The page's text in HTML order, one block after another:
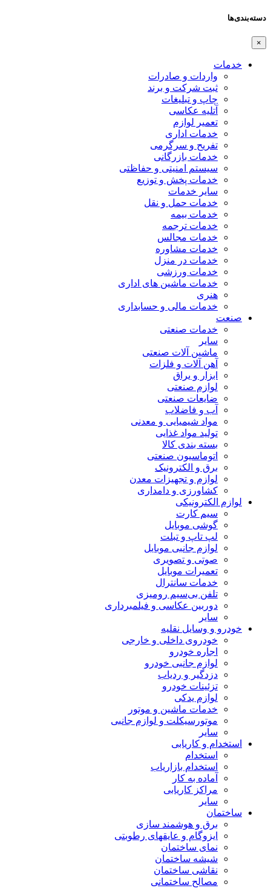
دسته‌بندی‌ها
×
خدمات
واردات و صادرات
ثبت شرکت و برند
چاپ و تبلیغات
آتلیه عکاسی
تعمیر لوازم
خدمات اداری
تفریح و سرگرمی
خدمات بازرگانی
سیستم امنیتی و حفاظتی
خدمات پخش و توزیع
سایر خدمات
خدمات حمل و نقل
خدمات بیمه
خدمات ترجمه
خدمات مجالس
خدمات مشاوره
خدمات در منزل
خدمات ورزشی
خدمات ماشین های اداری
هنری
خدمات مالی و حسابداری
صنعت
خدمات صنعتی
سایر
ماشین آلات صنعتی
آهن آلات و فلزات
ابزار و یراق
لوازم صنعتی
ضایعات صنعتی
آب و فاضلاب
مواد شیمیایی و معدنی
تولید مواد غذایی
بسته بندی کالا
اتوماسیون صنعتی
برق و الکترونیک
لوازم و تجهیزات معدن
کشاورزی و دامداری
لوازم الکترونیکی
سیم کارت
گوشی موبایل
لپ تاپ و تبلت
لوازم جانبی موبایل
صوتی و تصویری
تعمیرات موبایل
خدمات سانترال
تلفن بی‌سیم رومیزی
دوربین عکاسی و فیلمبرداری
سایر
خودرو و وسایل نقلیه
خودروی داخلی و خارجی
اجاره خودرو
لوازم جانبی خودرو
دزدگیر و ردیاب
تزئینات خودرو
لوازم یدکی
خدمات ماشین و موتور
موتورسیکلت و لوازم جانبی
سایر
استخدام و کاریابی
استخدام
استخدام بازاریاب
آماده به کار
مراکز کاریابی
سایر
ساختمان
برق و هوشمند سازی
ایزوگام و عایقهای رطوبتی
نمای ساختمان
شیشه ساختمان
نقاشی ساختمان
مصالح ساختمانی